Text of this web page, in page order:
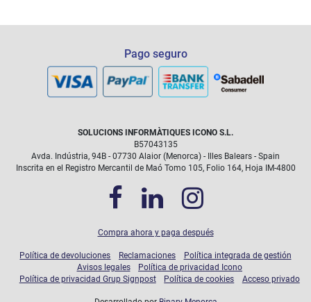
Pago seguro
SOLUCIONS INFORMÀTIQUES ICONO S.L.
B57043135
Avda. Indústria, 94B - 07730 Alaior (Menorca) - Illes Balears - Spain
Inscrita en el Registro Mercantil de Maó Tomo 105, Folio 164, Hoja IM-4800
Compra ahora y paga después
Política de devoluciones Reclamaciones
Política integrada de gestión
Avisos legales
Política de privacidad Icono
Política de privacidad Grup Signpost
Política de cookies Acceso privado